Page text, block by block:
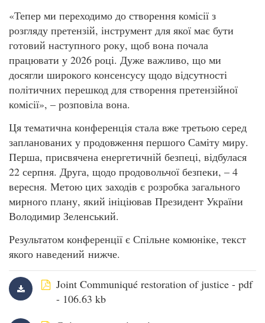
«Тепер ми переходимо до створення комісії з
розгляду претензій, інструмент для якої має бути
готовий наступного року, щоб вона почала
працювати у 2026 році. Дуже важливо, що ми
досягли широкого консенсусу щодо відсутності
політичних перешкод для створення претензійної
комісії», – розповіла вона.
Ця тематична конференція стала вже третьою серед
запланованих у продовження першого Саміту миру.
Перша, присвячена енергетичній безпеці, відбулася
22 серпня. Друга, щодо продовольчої безпеки, – 4
вересня. Метою цих заходів є розробка загального
мирного плану, який ініціював Президент України
Володимир Зеленський.
Результатом конференції є Спільне комюніке, текст
якого наведений нижче.
Joint Communiqué restoration of justice - pdf
- 106.63 kb